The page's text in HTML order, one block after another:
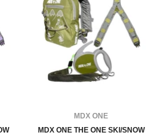
FOURNISSEUR:MDX ONE
MDX ONE THE ONE SKI/SNOW